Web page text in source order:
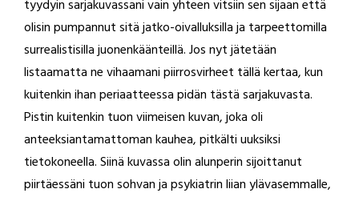
tyydyin sarjakuvassani vain yhteen vitsiin sen sijaan että
olisin pumpannut sitä jatko-oivalluksilla ja tarpeettomilla
surrealistisilla juonenkäänteillä. Jos nyt jätetään
listaamatta ne vihaamani piirrosvirheet tällä kertaa, kun
kuitenkin ihan periaatteessa pidän tästä sarjakuvasta.
Pistin kuitenkin tuon viimeisen kuvan, joka oli
anteeksiantamattoman kauhea, pitkälti uuksiksi
tietokoneella. Siinä kuvassa olin alunperin sijoittanut
piirtäessäni tuon sohvan ja psykiatrin liian ylävasemmalle,